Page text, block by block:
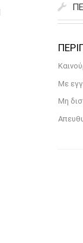
Με
Μη